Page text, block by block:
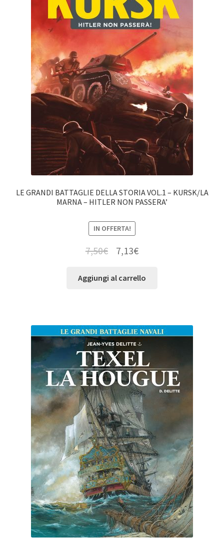
LE GRANDI BATTAGLIE DELLA STORIA VOL.1 – KURSK/LA
MARNA – HITLER NON PASSERA’
IN OFFERTA!
7,50€ 7,13€
Aggiungi al carrello